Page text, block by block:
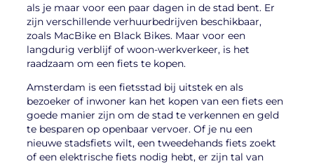
als je maar voor een paar dagen in de stad bent. Er
zijn verschillende verhuurbedrijven beschikbaar,
zoals MacBike en Black Bikes. Maar voor een
langdurig verblijf of woon-werkverkeer, is het
raadzaam om een fiets te kopen.
Amsterdam is een fietsstad bij uitstek en als
bezoeker of inwoner kan het kopen van een fiets een
goede manier zijn om de stad te verkennen en geld
te besparen op openbaar vervoer. Of je nu een
nieuwe stadsfiets wilt, een tweedehands fiets zoekt
of een elektrische fiets nodig hebt, er zijn tal van